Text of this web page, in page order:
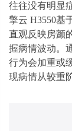
往往没有明显
擎云 H3550基
直观反映房颤
握病情波动。
行为会加重或
现病情从较重